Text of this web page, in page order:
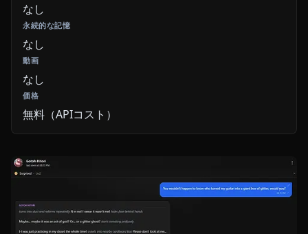
なし
なし
なし
無料（APIコスト）